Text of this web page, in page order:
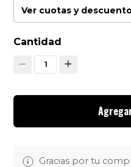
Ver cuotas y
Cantidad
1
Gracias por tu